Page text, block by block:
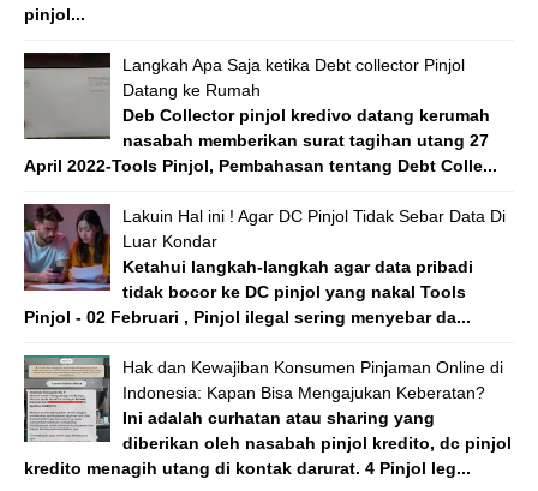
pinjol...
Langkah Apa Saja ketika Debt collector Pinjol
Datang ke Rumah
Deb Collector pinjol kredivo datang kerumah
nasabah memberikan surat tagihan utang 27
April 2022-Tools Pinjol, Pembahasan tentang Debt Colle...
Lakuin Hal ini ! Agar DC Pinjol Tidak Sebar Data Di
Luar Kondar
Ketahui langkah-langkah agar data pribadi
tidak bocor ke DC pinjol yang nakal Tools
Pinjol - 02 Februari , Pinjol ilegal sering menyebar da...
Hak dan Kewajiban Konsumen Pinjaman Online di
Indonesia: Kapan Bisa Mengajukan Keberatan?
Ini adalah curhatan atau sharing yang
diberikan oleh nasabah pinjol kredito, dc pinjol
kredito menagih utang di kontak darurat. 4 Pinjol leg...